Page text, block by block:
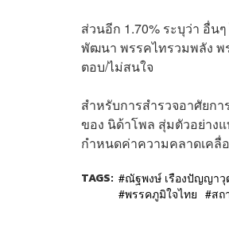
ส่วนอีก 1.70% ระบุว่า อื่น
พัฒนา พรรคไทรวมพลัง พ
ตอบ/ไม่สนใจ
สำหรับการสำรวจอาศัยก
ของ นิด้าโพล สุ่มตัวอย่าง
กำหนดค่าความคลาดเคลื่
TAGS: ณัฐพงษ์ เรืองปัญญา
พรรคภูมิใจไทย
ส